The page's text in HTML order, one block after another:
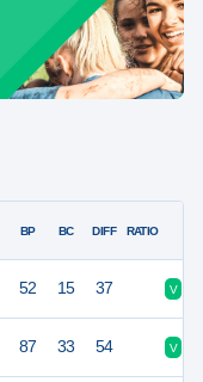
BP BC DIFF RATIO
52 15 37 V
87 33 54 V